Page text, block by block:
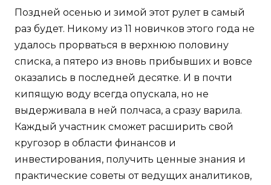
Поздней осенью и зимой этот рулет в самый
раз будет. Никому из 11 новичков этого года не
удалось прорваться в верхнюю половину
списка, а пятеро из вновь прибывших и вовсе
оказались в последней десятке. И в почти
кипящую воду всегда опускала, но не
выдерживала в ней полчаса, а сразу варила.
Каждый участник сможет расширить свой
кругозор в области финансов и
инвестирования, получить ценные знания и
практические советы от ведущих аналитиков,